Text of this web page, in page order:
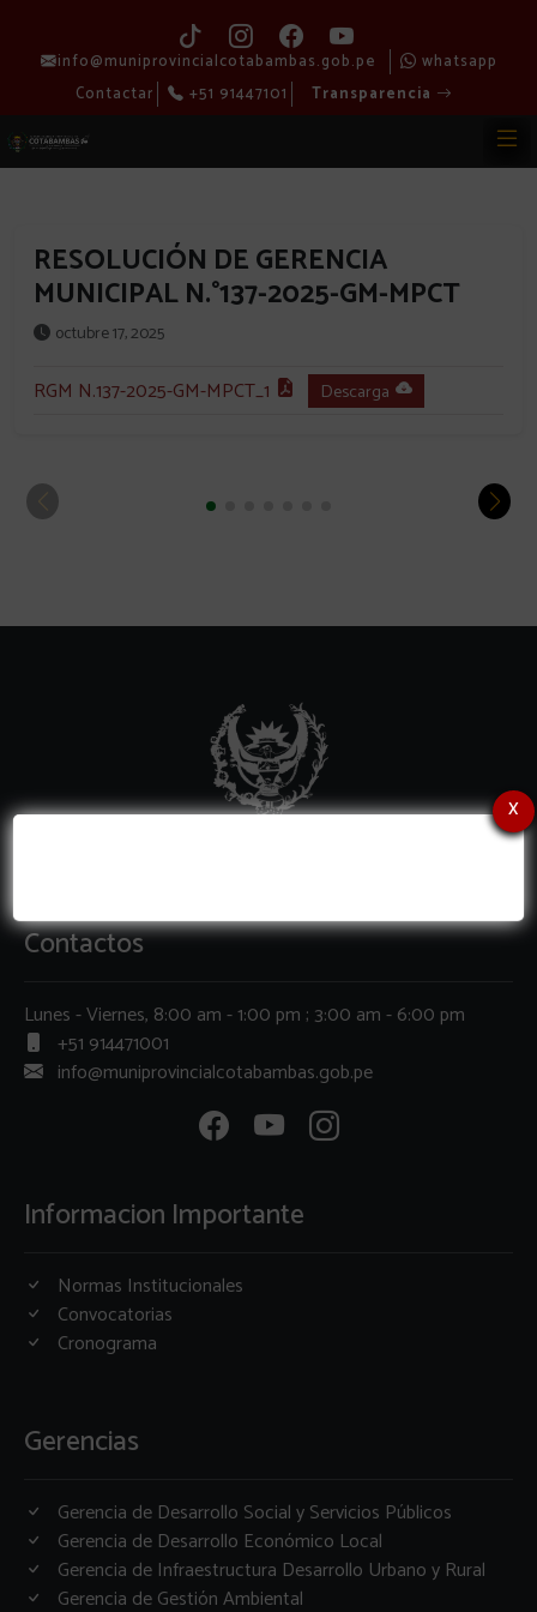
info@muniprovincialcotabambas.gob.pe
whatsapp
Contactar
+51 91447101 Transparencia
RESOLUCIÓN DE GERENCIA
MUNICIPAL N.°137-2025-GM-MPCT
octubre 17, 2025
RGM N.137-2025-GM-MPCT_1 Descarga
x
Contactos
Lunes - Viernes, 8:00 am - 1:00 pm ; 3:00 am - 6:00 pm
+51 914471001
info@muniprovincialcotabambas.gob.pe
Informacion Importante
Normas Institucionales
Convocatorias
Cronograma
Gerencias
Gerencia de Desarrollo Social y Servicios Públicos
Gerencia de Desarrollo Económico Local
Gerencia de Infraestructura Desarrollo Urbano y Rural
Gerencia de Gestión Ambiental